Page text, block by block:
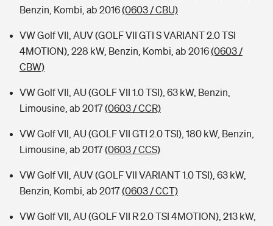
Benzin, Kombi, ab 2016(0603 / CBU)
VW Golf VII, AUV (GOLF VII GTI S VARIANT 2.0 TSI
4MOTION), 228 kW, Benzin, Kombi, ab 2016(0603 /
CBW)
VW Golf VII, AU (GOLF VII 1.0 TSI), 63 kW, Benzin,
Limousine, ab 2017(0603 / CCR)
VW Golf VII, AU (GOLF VII GTI 2.0 TSI), 180 kW, Benzin,
Limousine, ab 2017(0603 / CCS)
VW Golf VII, AUV (GOLF VII VARIANT 1.0 TSI), 63 kW,
Benzin, Kombi, ab 2017(0603 / CCT)
VW Golf VII, AU (GOLF VII R 2.0 TSI 4MOTION), 213 kW,